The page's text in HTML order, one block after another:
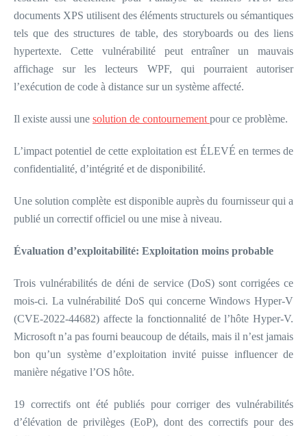
documents XPS utilisent des éléments structurels ou sémantiques
tels que des structures de table, des storyboards ou des liens
hypertexte. Cette vulnérabilité peut entraîner un mauvais
affichage sur les lecteurs WPF, qui pourraient autoriser
l’exécution de code à distance sur un système affecté.
Il existe aussi une solution de contournement pour ce problème.
L’impact potentiel de cette exploitation est ÉLEVÉ en termes de
confidentialité, d’intégrité et de disponibilité.
Une solution complète est disponible auprès du fournisseur qui a
publié un correctif officiel ou une mise à niveau.
Évaluation d’exploitabilité: Exploitation moins probable
Trois vulnérabilités de déni de service (DoS) sont corrigées ce
mois-ci. La vulnérabilité DoS qui concerne Windows Hyper-V
(CVE-2022-44682) affecte la fonctionnalité de l’hôte Hyper-V.
Microsoft n’a pas fourni beaucoup de détails, mais il n’est jamais
bon qu’un système d’exploitation invité puisse influencer de
manière négative l’OS hôte.
19 correctifs ont été publiés pour corriger des vulnérabilités
d’élévation de privilèges (EoP), dont des correctifs pour des